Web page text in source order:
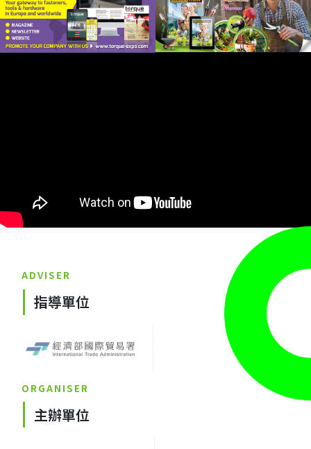
ADVISER
指導單位
ORGANISER
主辦單位